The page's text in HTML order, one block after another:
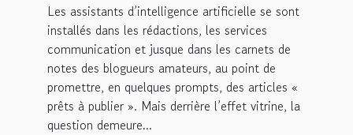
Les assistants d’intelligence artificielle se sont
installés dans les rédactions, les services
communication et jusque dans les carnets de
notes des blogueurs amateurs, au point de
promettre, en quelques prompts, des articles «
prêts à publier ». Mais derrière l’effet vitrine, la
question demeure...